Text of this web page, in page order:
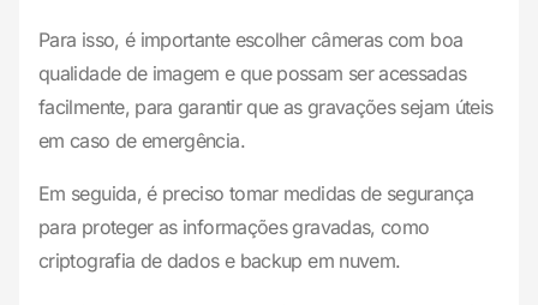
Para isso, é importante escolher câmeras com boa
qualidade de imagem e que possam ser acessadas
facilmente, para garantir que as gravações sejam úteis
em caso de emergência.
Em seguida, é preciso tomar medidas de segurança
para proteger as informações gravadas, como
criptografia de dados e backup em nuvem.